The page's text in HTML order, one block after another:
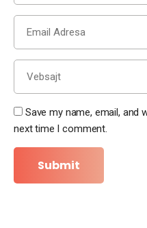
Save my name, email, and
next time I comment.